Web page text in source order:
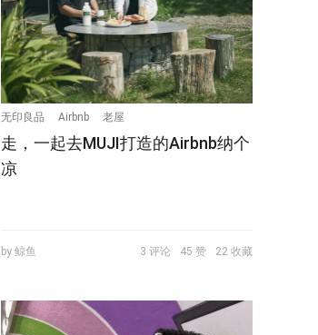
无印良品 Airbnb 老屋
走，一起去MUJI打造的Airbnb纳个
凉
by 鲸鱼 3 评论 45 赞 22 收藏